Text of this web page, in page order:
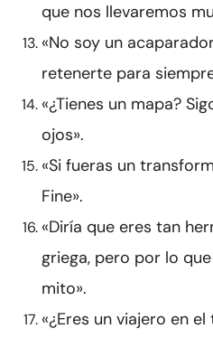
que nos llevaremos
«No soy un
retenerte para
«¿Tienes un mapa?
ojos».
«Si fueras un
Fine».
«Diría que eres tan
griega, pero por lo
mito».
«¿Eres un viajero en